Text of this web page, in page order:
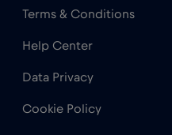
Terms & Conditions
Help Center
Data Privacy
Cookie Policy